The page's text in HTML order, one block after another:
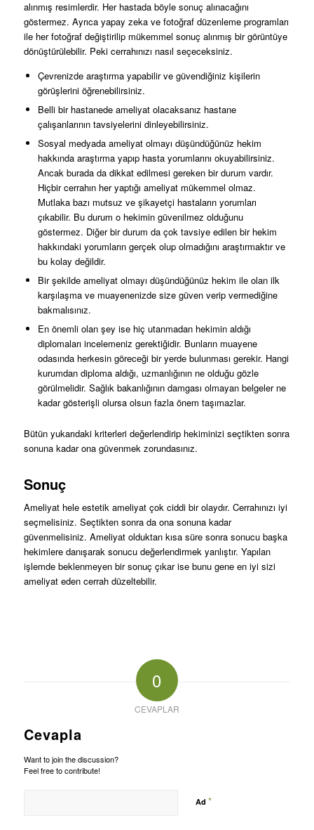
alınmış resimlerdir. Her hastada böyle sonuç alınacağını
göstermez. Ayrıca yapay zeka ve fotoğraf düzenleme programları
ile her fotoğraf değiştirilip mükemmel sonuç alınmış bir görüntüye
dönüştürülebilir. Peki cerrahınızı nasıl seçeceksiniz.
Çevrenizde araştırma yapabilir ve güvendiğiniz kişilerin
görüşlerini öğrenebilirsiniz.
Belli bir hastanede ameliyat olacaksanız hastane
çalışanlarının tavsiyelerini dinleyebilirsiniz.
Sosyal medyada ameliyat olmayı düşündüğünüz hekim
hakkında araştırma yapıp hasta yorumlarını okuyabilirsiniz.
Ancak burada da dikkat edilmesi gereken bir durum vardır.
Hiçbir cerrahın her yaptığı ameliyat mükemmel olmaz.
Mutlaka bazı mutsuz ve şikayetçi hastaların yorumları
çıkabilir. Bu durum o hekimin güvenilmez olduğunu
göstermez. Diğer bir durum da çok tavsiye edilen bir hekim
hakkındaki yorumların gerçek olup olmadığını araştırmaktır ve
bu kolay değildir.
Bir şekilde ameliyat olmayı düşündüğünüz hekim ile olan ilk
karşılaşma ve muayenenizde size güven verip vermediğine
bakmalısınız.
En önemli olan şey ise hiç utanmadan hekimin aldığı
diplomaları incelemeniz gerektiğidir. Bunların muayene
odasında herkesin göreceği bir yerde bulunması gerekir. Hangi
kurumdan diploma aldığı, uzmanlığının ne olduğu gözle
görülmelidir. Sağlık bakanlığının damgası olmayan belgeler ne
kadar gösterişli olursa olsun fazla önem taşımazlar.
Bütün yukarıdaki kriterleri değerlendirip hekiminizi seçtikten sonra
sonuna kadar ona güvenmek zorundasınız.
Sonuç
Ameliyat hele estetik ameliyat çok ciddi bir olaydır. Cerrahınızı iyi
seçmelisiniz. Seçtikten sonra da ona sonuna kadar
güvenmelisiniz. Ameliyat olduktan kısa süre sonra sonucu başka
hekimlere danışarak sonucu değerlendirmek yanlıştır. Yapılan
işlemde beklenmeyen bir sonuç çıkar ise bunu gene en iyi sizi
ameliyat eden cerrah düzeltebilir.
0
CEVAPLAR
Cevapla
Want to join the discussion?
Feel free to contribute!
Ad *